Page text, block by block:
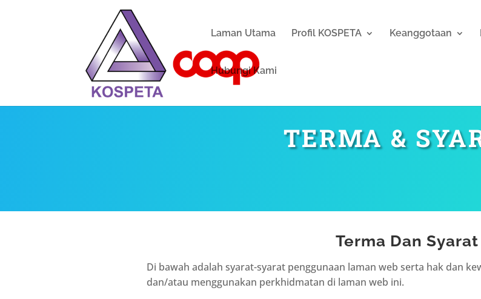
Laman Utama Profil KOSPETA Keanggotaan
Hubungi Kami
TERMA &
Terma Dan Syarat
Di bawah adalah syarat-syarat penggunaan laman web serta hak dan
dan/atau menggunakan perkhidmatan di laman web ini.